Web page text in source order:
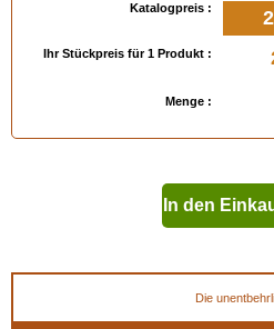
Katalogpreis :
Ihr Stückpreis für 1 Produkt :
Menge :
In den
Die